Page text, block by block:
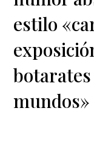
estilo